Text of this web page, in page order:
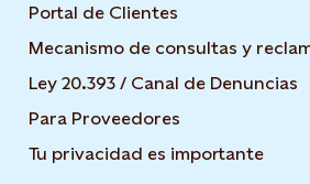
Portal de Clientes
Mecanismo de consultas y
Ley 20.393 / Canal de Denuncias
Para Proveedores
Tu privacidad es importante